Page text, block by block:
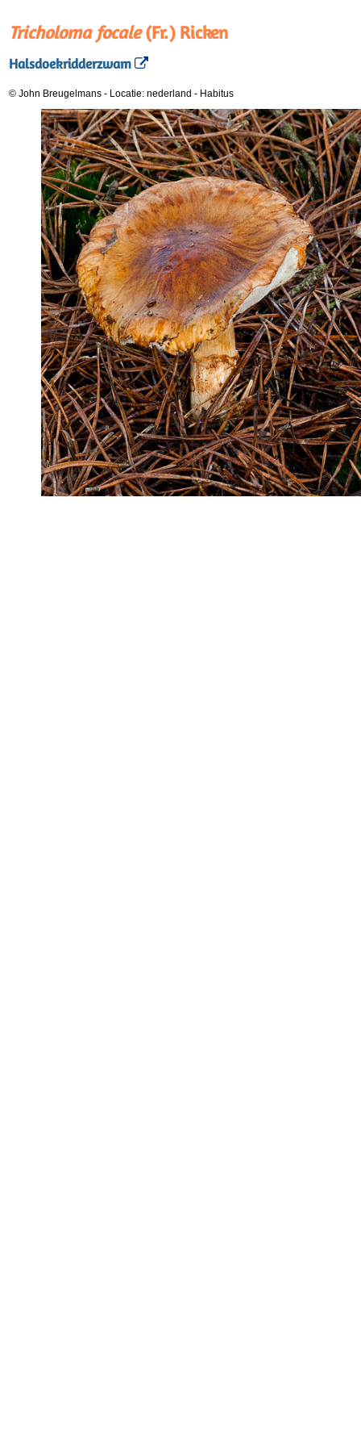
Tricholoma focale(Fr.) Ricken
Halsdoekridderzwam
© John Breugelmans - Locatie: nederland - Habitus